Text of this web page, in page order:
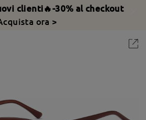
clienti🔥-30% al checkout
ora >